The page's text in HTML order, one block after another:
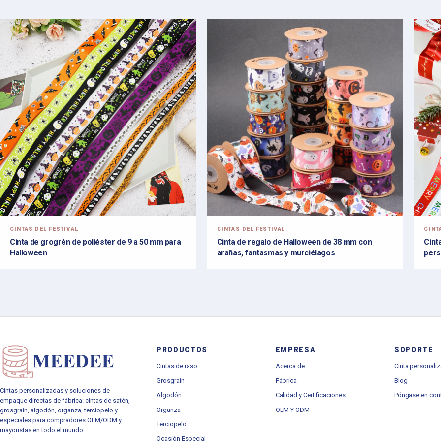
CINTAS DEL FESTIVAL
Cinta de grogrén de poliéster de 9 a 50 mm para
Halloween
CINTAS DEL FESTIVAL
Cinta de regalo de Halloween de 38 mm con
arañas, fantasmas y murciélagos
Cintas personalizadas y soluciones de
empaque directas de fábrica: cintas de satén,
grosgrain, algodón, organza, terciopelo y
especiales para compradores OEM/ODM y
mayoristas en todo el mundo.
PRODUCTOS
Cintas de raso
Grosgrain
Algodón
Organza
Terciopelo
Ocasión Especial
EMPRESA
Acerca de
Fábrica
Calidad y Certificaciones
OEM Y ODM
SOPORTE
Cinta
Blog
Póngase en